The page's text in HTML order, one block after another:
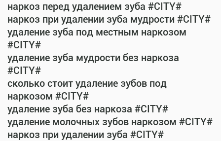
наркоз перед удалением зуба #CITY#
наркоз при удалении зуба мудрости #CITY#
удаление зуба под местным наркозом
#CITY#
удаление зуба мудрости без наркоза
#CITY#
сколько стоит удаление зубов под
наркозом #CITY#
удаление зуба без наркоза #CITY#
удаление молочных зубов наркозом #CITY#
наркоз при удалении зуба #CITY#